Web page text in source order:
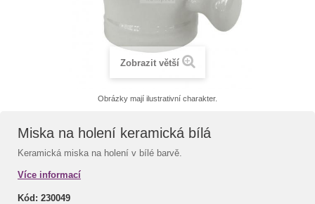
Zobrazit větší
Obrázky mají ilustrativní charakter.
Miska na holení keramická bílá
Keramická miska na holení v bílé barvě.
Více informací
Kód: 230049